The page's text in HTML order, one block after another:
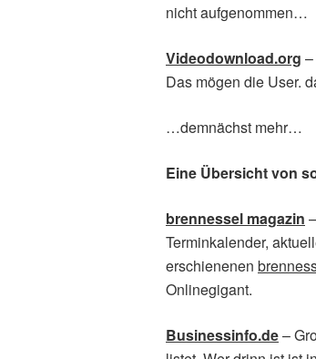
nicht aufgenommen…
Videodownload.org
Das mögen die User.
…demnächst mehr…
Eine Übersicht von
brennessel magazin
Terminkalender,
erschienenen
Onlinegigant.
Businessinfo.de–